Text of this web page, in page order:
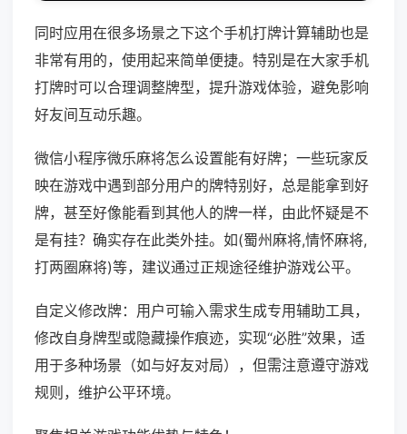
同时应用在很多场景之下这个手机打牌计算辅助也是
非常有用的，使用起来简单便捷。特别是在大家手机
打牌时可以合理调整牌型，提升游戏体验，避免影响
好友间互动乐趣。
微信小程序微乐麻将怎么设置能有好牌；一些玩家反
映在游戏中遇到部分用户的牌特别好，总是能拿到好
牌，甚至好像能看到其他人的牌一样，由此怀疑是不
是有挂？确实存在此类外挂。如(蜀州麻将,情怀麻将,
打两圈麻将)等，建议通过正规途径维护游戏公平。
自定义修改牌：用户可输入需求生成专用辅助工具，
修改自身牌型或隐藏操作痕迹，实现“必胜”效果，适
用于多种场景（如与好友对局），但需注意遵守游戏
规则，维护公平环境。